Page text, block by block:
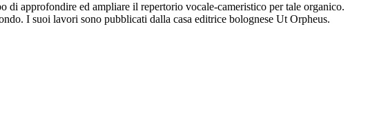
approfondire ed ampliare il repertorio vocale-cameristico per tale organico.
I suoi lavori sono pubblicati dalla casa editrice bolognese Ut Orpheus.